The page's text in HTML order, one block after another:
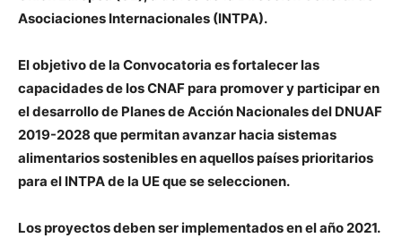
Asociaciones Internacionales (INTPA).
El objetivo de la Convocatoria es fortalecer las
capacidades de los CNAF para promover y participar en
el desarrollo de Planes de Acción Nacionales del DNUAF
2019-2028 que permitan avanzar hacia sistemas
alimentarios sostenibles en aquellos países prioritarios
para el INTPA de la UE que se seleccionen.
Los proyectos deben ser implementados en el año 2021.